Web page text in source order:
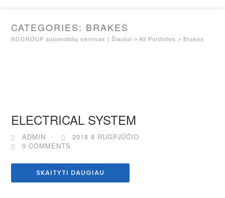
CATEGORIES: BRAKES
NGGROUP automobilių servisas | Šiauliai >All Portfolios > Brakes
ELECTRICAL SYSTEM
ADMIN
2018 8 RUGPJŪČIO
0 COMMENTS
SKAITYTI DAUGIAU